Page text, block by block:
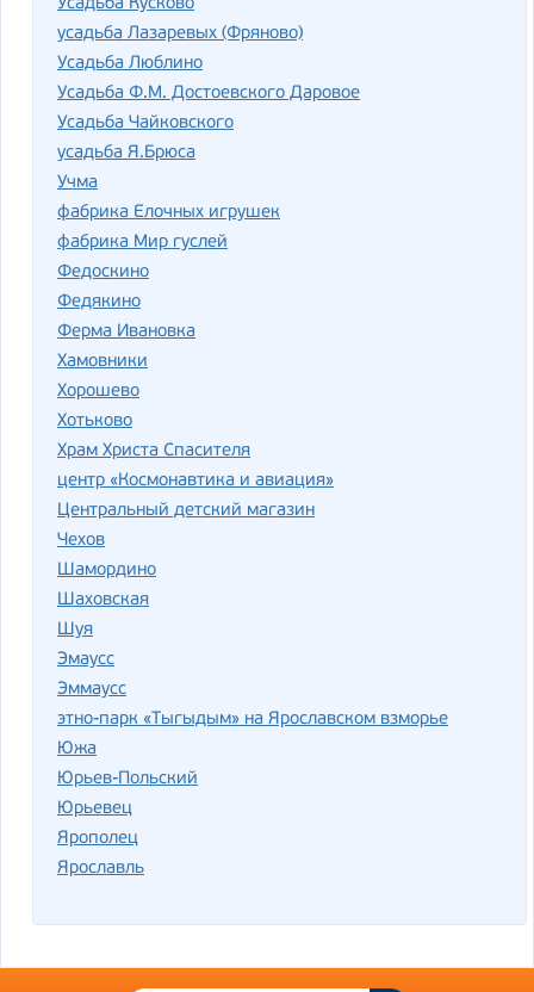
Усадьба Кусково
усадьба Лазаревых (Фряново)
Усадьба Люблино
Усадьба Ф.М. Достоевского Даровое
Усадьба Чайковского
усадьба Я.Брюса
Учма
фабрика Елочных игрушек
фабрика Мир гуслей
Федоскино
Федякино
Ферма Ивановка
Хамовники
Хорошево
Хотьково
Храм Христа Спасителя
центр «Космонавтика и авиация»
Центральный детский магазин
Чехов
Шамордино
Шаховская
Шуя
Эмаусс
Эммаусс
этно-парк «Тыгыдым» на Ярославском взморье
Южа
Юрьев-Польский
Юрьевец
Ярополец
Ярославль